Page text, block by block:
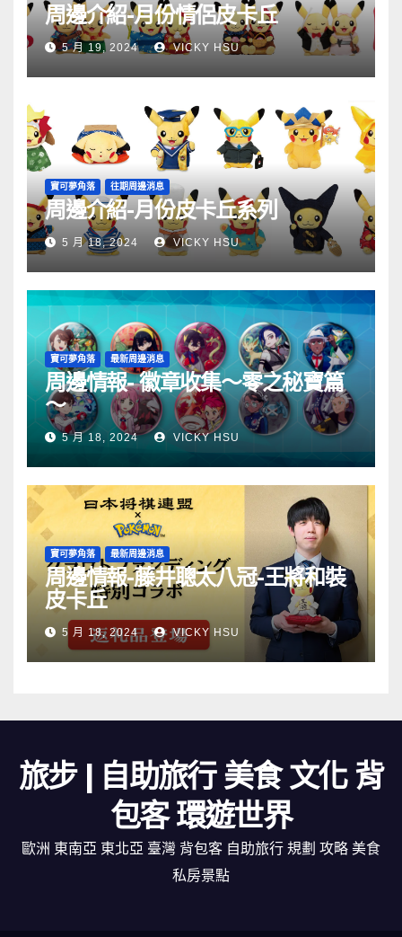
周邊介紹-月份情侶皮卡丘
5 月 19, 2024 VICKY HSU
寶可夢角落 往期周邊消息
周邊介紹-月份皮卡丘系列
5 月 18, 2024 VICKY HSU
寶可夢角落 最新周邊消息
周邊情報- 徽章收集～零之秘寶篇
～
5 月 18, 2024 VICKY HSU
寶可夢角落 最新周邊消息
周邊情報-藤井聰太八冠-王將和裝
皮卡丘
5 月 18, 2024 VICKY HSU
旅步 | 自助旅行 美食 文化 背
包客 環遊世界
歐洲 東南亞 東北亞 臺灣 背包客 自助旅行 規劃 攻略 美食
私房景點